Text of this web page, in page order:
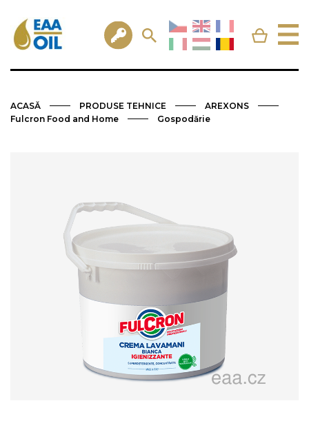
ACASĂ PRODUSE TEHNICE
AREXONS
Fulcron Food and Home
Gospodărie